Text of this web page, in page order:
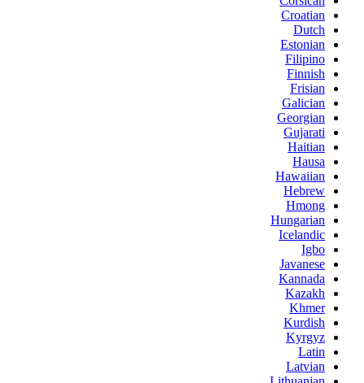
Croatian
Dutch
Estonian
Filipino
Finnish
Frisian
Galician
Georgian
Gujarati
Haitian
Hausa
Hawaiian
Hebrew
Hmong
Hungarian
Icelandic
Igbo
Javanese
Kannada
Kazakh
Khmer
Kurdish
Kyrgyz
Latin
Latvian